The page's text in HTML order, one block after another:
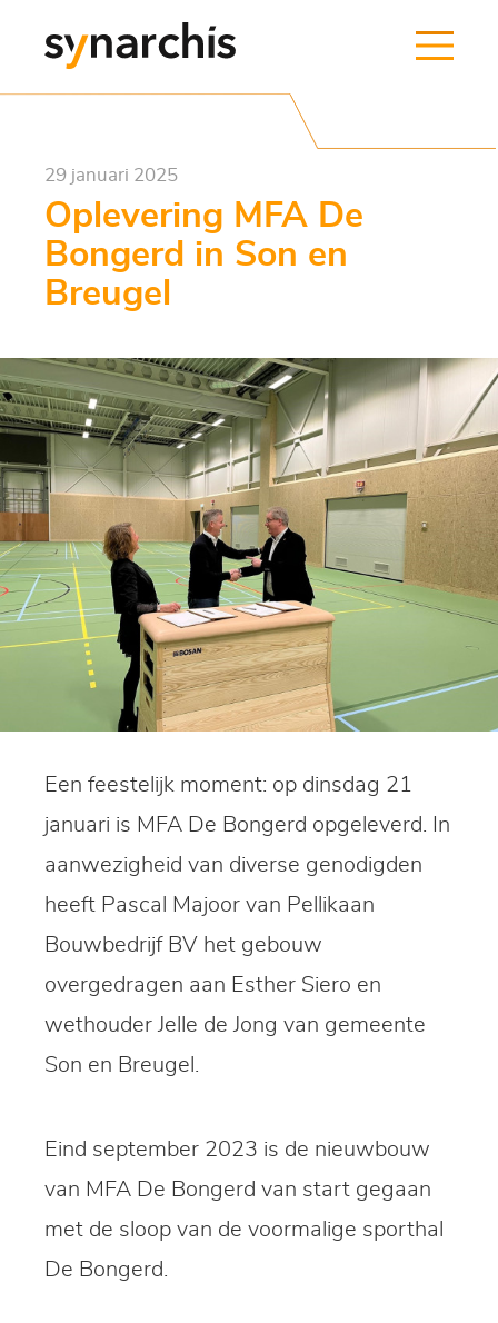
29 januari 2025
Oplevering MFA De
Bongerd in Son en
Breugel
Een feestelijk moment: op dinsdag 21
januari is MFA De Bongerd opgeleverd. In
aanwezigheid van diverse genodigden
heeft Pascal Majoor van Pellikaan
Bouwbedrijf BV het gebouw
overgedragen aan Esther Siero en
wethouder Jelle de Jong van gemeente
Son en Breugel.
Eind september 2023 is de nieuwbouw
van MFA De Bongerd van start gegaan
met de sloop van de voormalige sporthal
De Bongerd.